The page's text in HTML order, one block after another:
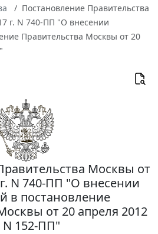
Постановление Правительства
г. N 740-ПП "О внесении
Правительства Москвы от 20
Москвы от
N 740-ПП "О внесении
в постановление
от 20 апреля 2012
N 152-ПП"